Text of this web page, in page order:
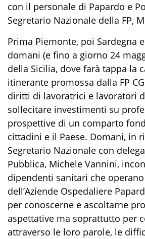
con il personale di Papardo e
Segretario Nazionale della FP,
Prima Piemonte, poi Sardegna
domani (e fino a giorno 24
della Sicilia, dove farà tappa la
itinerante promossa dalla FP
diritti di lavoratrici e lavoratori
sollecitare investimenti su
prospettive di un comparto
cittadini e il Paese. Domani, in
Segretario Nazionale con
Pubblica, Michele Vannini,
dipendenti sanitari che operano
dell’Aziende Ospedaliere
per conoscerne e ascoltarne
aspettative ma soprattutto per
attraverso le loro parole, le